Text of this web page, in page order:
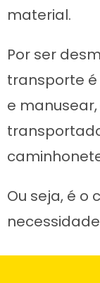
material.
Por ser
transporte
e
Ou seja, é o